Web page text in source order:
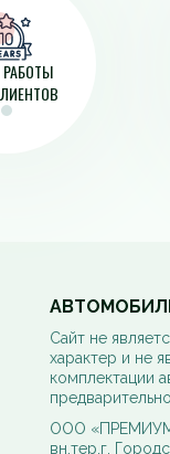
РАБОТЫ
Cайт не
характер и не
комплектации
ООО «ПРЕМИУМ
вн.тер.г.